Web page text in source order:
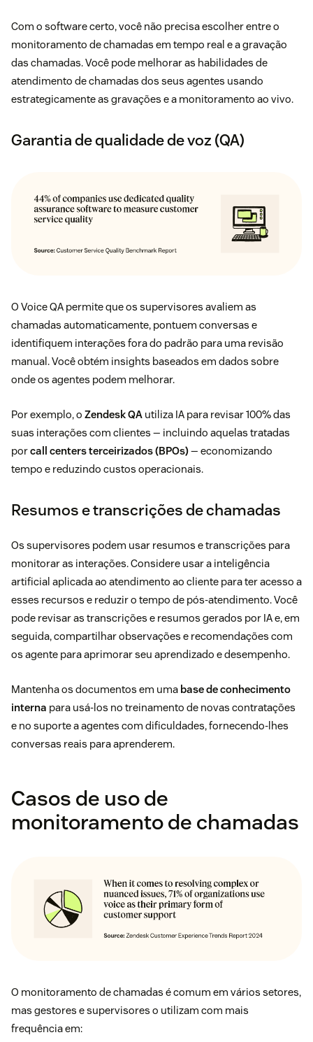
Com o software certo, você não precisa escolher entre o
monitoramento de chamadas em tempo real e a gravação
das chamadas. Você pode melhorar as habilidades de
atendimento de chamadas dos seus agentes usando
estrategicamente as gravações e a monitoramento ao vivo.
Garantia de qualidade de voz (QA)
O Voice QA permite que os supervisores avaliem as
chamadas automaticamente, pontuem conversas e
identifiquem interações fora do padrão para uma revisão
manual. Você obtém insights baseados em dados sobre
onde os agentes podem melhorar.
Por exemplo, o Zendesk QA utiliza IA para revisar 100% das
suas interações com clientes — incluindo aquelas tratadas
porcall centers terceirizados (BPOs)— economizando
tempo e reduzindo custos operacionais.
Resumos e transcrições de chamadas
Os supervisores podem usar resumos e transcrições para
monitorar as interações. Considere usar a inteligência
artificial aplicada ao atendimento ao cliente para ter acesso a
esses recursos e reduzir o tempo de pós-atendimento. Você
pode revisar as transcrições e resumos gerados por IA e, em
seguida, compartilhar observações e recomendações com
os agente para aprimorar seu aprendizado e desempenho.
Mantenha os documentos em uma base de conhecimento
interna para usá-los no treinamento de novas contratações
e no suporte a agentes com dificuldades, fornecendo-lhes
conversas reais para aprenderem.
Casos de uso de
monitoramento de chamadas
O monitoramento de chamadas é comum em vários setores,
mas gestores e supervisores o utilizam com mais
frequência em: